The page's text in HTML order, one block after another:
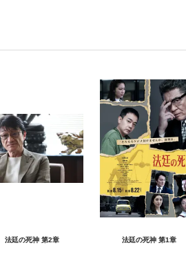
法廷の死神 第2章 法廷の死神 第1章